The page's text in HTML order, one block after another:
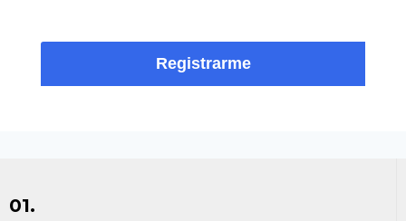
Registrarme
01.